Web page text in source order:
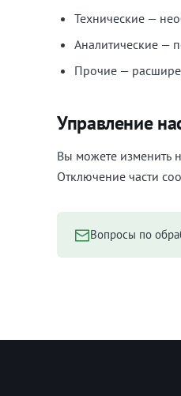
Технические —
Аналитические —
Прочие —
Управление
Вы можете изменить
Отключение части
Вопросы по